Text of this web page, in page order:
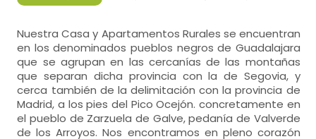
Nuestra Casa y Apartamentos Rurales se encuentran
en los denominados pueblos negros de Guadalajara
que se agrupan en las cercanías de las montañas
que separan dicha provincia con la de Segovia, y
cerca también de la delimitación con la provincia de
Madrid, a los pies del Pico Ocejón. concretamente en
el pueblo de Zarzuela de Galve, pedanía de Valverde
de los Arroyos. Nos encontramos en pleno corazón